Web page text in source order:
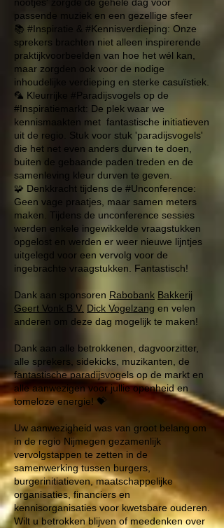
passende muziek en een gezellige sfeer
📚 #Inspiratie & #Kennisverdieping: Onze
sprekers brachten niet alleen inspirerende
praktijkvoorbeelden van hoe het wél kan,
maar zorgden ook voor de nodige
inhoudelijke verdieping en sterke casuïstiek.
🦜 Kleurrijke #Paradijsvogels op de
#Inspiratiemarkt: De plek waar we
kennismaakten met fantastische initiatieven
uit de regio. Stuk voor stuk 'paradijsvogels'
die het net even anders durven te doen,
buiten de gebaande paden treden en de
samenleving kleur durven te geven.
🧩 Denkkracht tijdens de #Unconference:
Geen vage praatjes, maar samen meters
maken. Tijdens de unconference sessies
werden enkele ingewikkelde vraagstukken
opgelost en werden er weer nieuwe lijntjes
uitgelegd voor een vervolg voor de
ingebrachte vraagstukken. Fantastisch!
Dank aan sponsoren Rabobank Bakkerij
Geert Vonk B.V. Dick Vogelzang en velen
anderen om deze dag mogelijk te maken!
Dank aan alle betrokkenen, dagvoorzitter,
alle sprekers, sidekicks, muzikanten, de
fantastische paradijsvogels op de markt en
alle aanwezigen voor jullie openheid en
tomeloze energie! 💝
Uw aanwezigheid was van groot belang om
in de regio Nijmegen gezamenlijk
vervolgstappen te zetten in de
samenwerking tussen burgers,
burgerinitiatieven, maatschappelijke
organisaties, financiers en
kennisorganisaties voor kwetsbare ouderen.
Wilt u betrokken blijven of meedenken over